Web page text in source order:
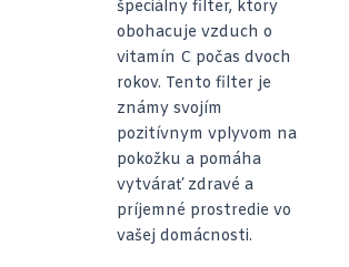
špeciálny filter, ktorý
obohacuje vzduch o
vitamín C počas dvoch
rokov. Tento filter je
známy svojím
pozitívnym vplyvom na
pokožku a pomáha
vytvárať zdravé a
príjemné prostredie vo
vašej domácnosti.